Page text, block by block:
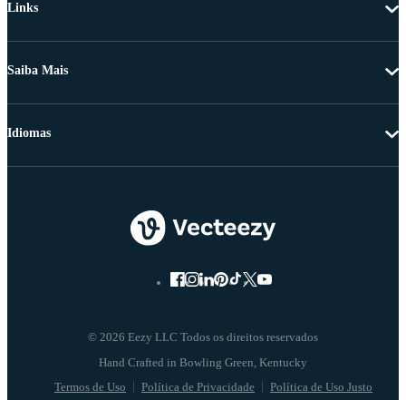
Links
Saiba Mais
© 2026 Eezy LLC Todos os direitos reservados
Termos de Uso Política de Privacidade Política de Uso Justo
Idiomas